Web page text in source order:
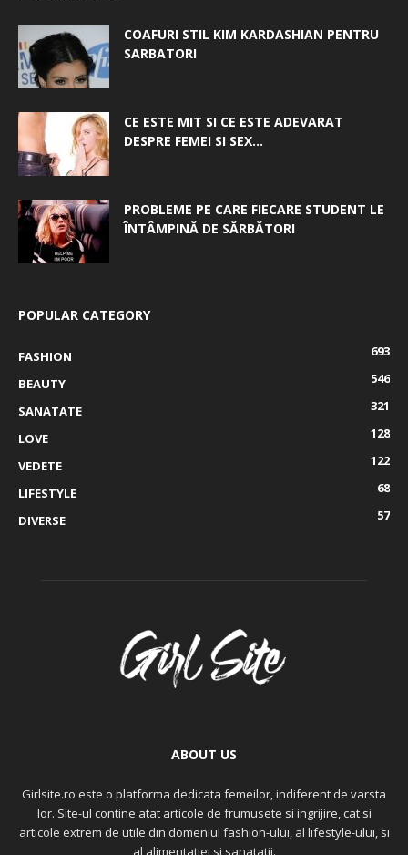
COAFURI STIL KIM KARDASHIAN PENTRU
SARBATORI
CE ESTE MIT SI CE ESTE ADEVARAT
DESPRE FEMEI SI SEX...
PROBLEME PE CARE FIECARE STUDENT LE
ÎNTÂMPINĂ DE SĂRBĂTORI
POPULAR CATEGORY
FASHION
693
BEAUTY
546
SANATATE
321
LOVE
128
VEDETE
122
LIFESTYLE
68
DIVERSE
57
ABOUT US
Girlsite.ro este o platforma dedicata femeilor, indiferent de varsta
lor. Site-ul contine atat articole de frumusete si ingrijire, cat si
articole extrem de utile din domeniul fashion-ului, al lifestyle-ului, si
al alimentatiei si sanatatii.